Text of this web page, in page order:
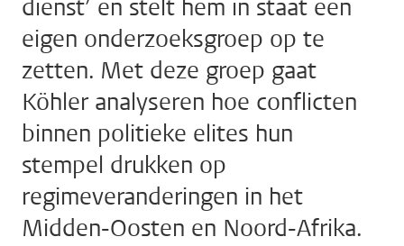
dienst’ en stelt hem in staat een
eigen onderzoeksgroep op te
zetten. Met deze groep gaat
Köhler analyseren hoe conflicten
binnen politieke elites hun
stempel drukken op
regimeveranderingen in het
Midden-Oosten en Noord-Afrika.